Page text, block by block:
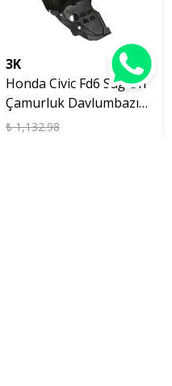
3K
Honda Civic Fd6 Sağ Ön
Çamurluk Davlumbazı
Orjinal Kalitede 2007
₺ 1,132.98